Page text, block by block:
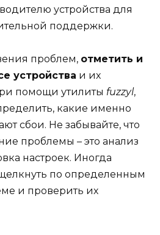
устройства для
поддержки.
проблем, отметить и
устройства и их
помощи утилиты fuzzyl,
какие именно
сбои. Не забывайте, что
проблемы – это анализ
настроек. Иногда
по определенным
и проверить их